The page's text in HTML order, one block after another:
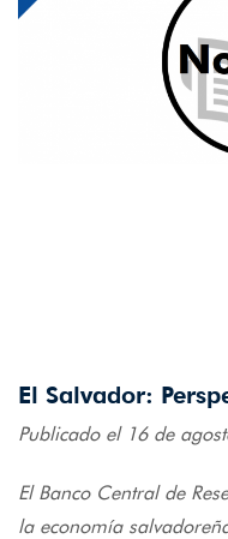
El Salvador:
Publicado el 16 de
El Banco Central de
la economía